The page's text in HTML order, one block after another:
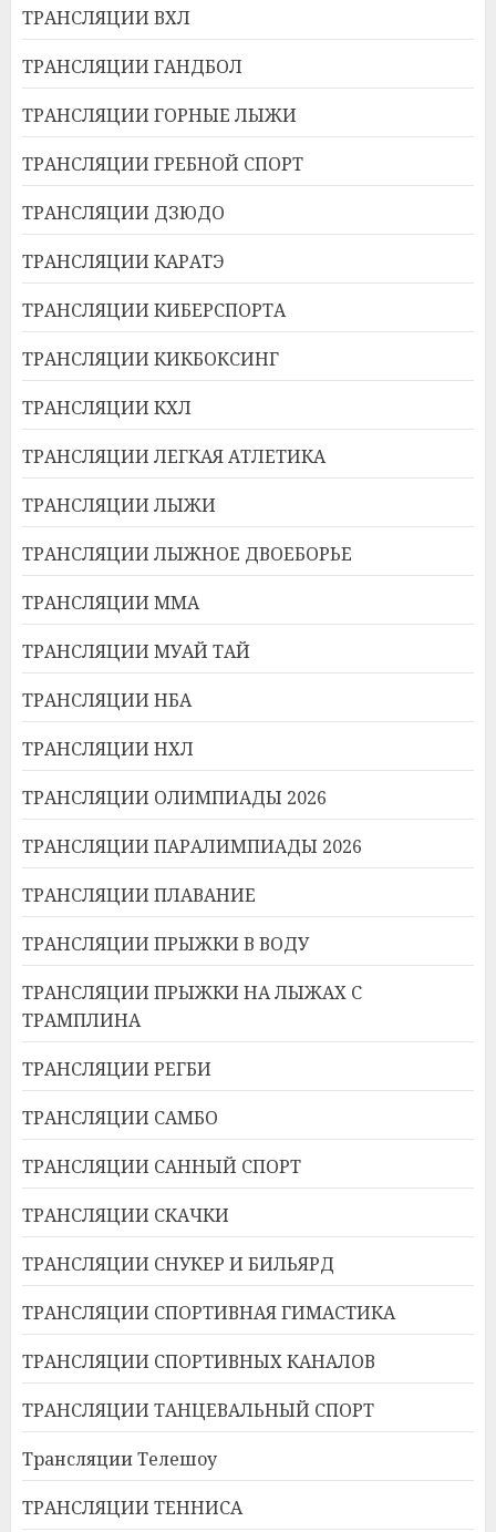
ТРАНСЛЯЦИИ ВХЛ
ТРАНСЛЯЦИИ ГАНДБОЛ
ТРАНСЛЯЦИИ ГОРНЫЕ ЛЫЖИ
ТРАНСЛЯЦИИ ГРЕБНОЙ СПОРТ
ТРАНСЛЯЦИИ ДЗЮДО
ТРАНСЛЯЦИИ КАРАТЭ
ТРАНСЛЯЦИИ КИБЕРСПОРТА
ТРАНСЛЯЦИИ КИКБОКСИНГ
ТРАНСЛЯЦИИ КХЛ
ТРАНСЛЯЦИИ ЛЕГКАЯ АТЛЕТИКА
ТРАНСЛЯЦИИ ЛЫЖИ
ТРАНСЛЯЦИИ ЛЫЖНОЕ ДВОЕБОРЬЕ
ТРАНСЛЯЦИИ ММА
ТРАНСЛЯЦИИ МУАЙ ТАЙ
ТРАНСЛЯЦИИ НБА
ТРАНСЛЯЦИИ НХЛ
ТРАНСЛЯЦИИ ОЛИМПИАДЫ 2026
ТРАНСЛЯЦИИ ПАРАЛИМПИАДЫ 2026
ТРАНСЛЯЦИИ ПЛАВАНИЕ
ТРАНСЛЯЦИИ ПРЫЖКИ В ВОДУ
ТРАНСЛЯЦИИ ПРЫЖКИ НА ЛЫЖАХ С
ТРАМПЛИНА
ТРАНСЛЯЦИИ РЕГБИ
ТРАНСЛЯЦИИ САМБО
ТРАНСЛЯЦИИ САННЫЙ СПОРТ
ТРАНСЛЯЦИИ СКАЧКИ
ТРАНСЛЯЦИИ СНУКЕР И БИЛЬЯРД
ТРАНСЛЯЦИИ СПОРТИВНАЯ ГИМАСТИКА
ТРАНСЛЯЦИИ СПОРТИВНЫХ КАНАЛОВ
ТРАНСЛЯЦИИ ТАНЦЕВАЛЬНЫЙ СПОРТ
Трансляции Телешоу
ТРАНСЛЯЦИИ ТЕННИСА